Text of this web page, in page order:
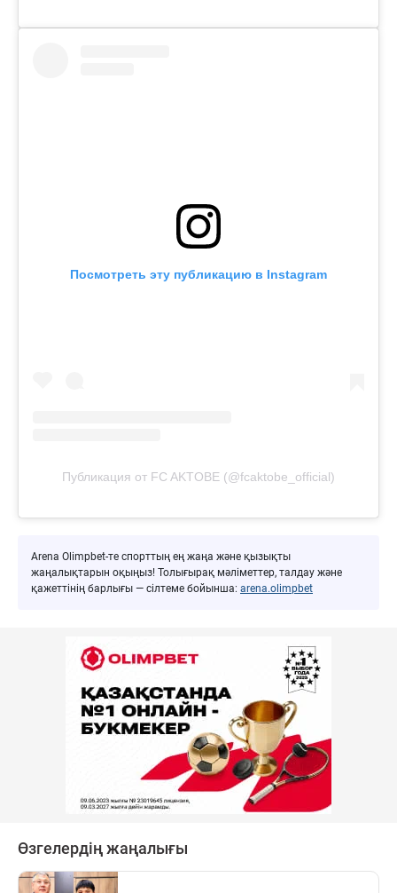
Посмотреть эту публикацию в Instagram
Публикация от FC AKTOBE (@fcaktobe_official)
Arena Olimpbet-те спорттың ең жаңа және қызықты
жаңалықтарын оқыңыз! Толығырақ мәліметтер, талдау және
қажеттінің барлығы — сілтеме бойынша: arena.olimpbet